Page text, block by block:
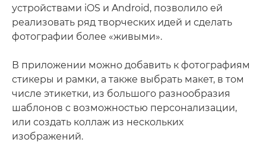
устройствами iOS и Android, позволило ей
реализовать ряд творческих идей и сделать
фотографии более «живыми».
В приложении можно добавить к фотографиям
стикеры и рамки, а также выбрать макет, в том
числе этикетки, из большого разнообразия
шаблонов с возможностью персонализации,
или создать коллаж из нескольких
изображений.